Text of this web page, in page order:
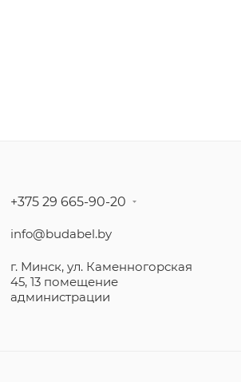
+375 29 665-90-20
info@budabel.by
г. Минск, ул. Каменногорская
45, 13 помещение
администрации